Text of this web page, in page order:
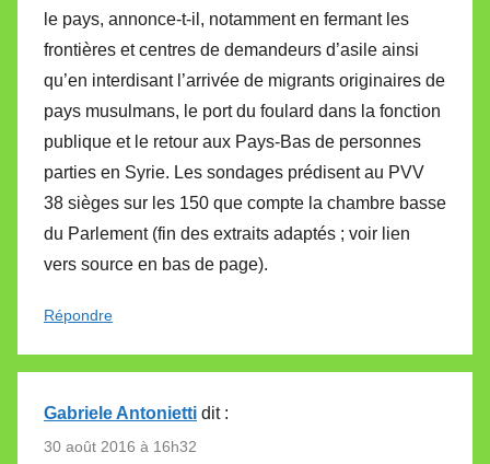
le pays, annonce-t-il, notamment en fermant les
frontières et centres de demandeurs d’asile ainsi
qu’en interdisant l’arrivée de migrants originaires de
pays musulmans, le port du foulard dans la fonction
publique et le retour aux Pays-Bas de personnes
parties en Syrie. Les sondages prédisent au PVV
38 sièges sur les 150 que compte la chambre basse
du Parlement (fin des extraits adaptés ; voir lien
vers source en bas de page).
Répondre
Gabriele Antonietti dit :
30 août 2016 à 16h32